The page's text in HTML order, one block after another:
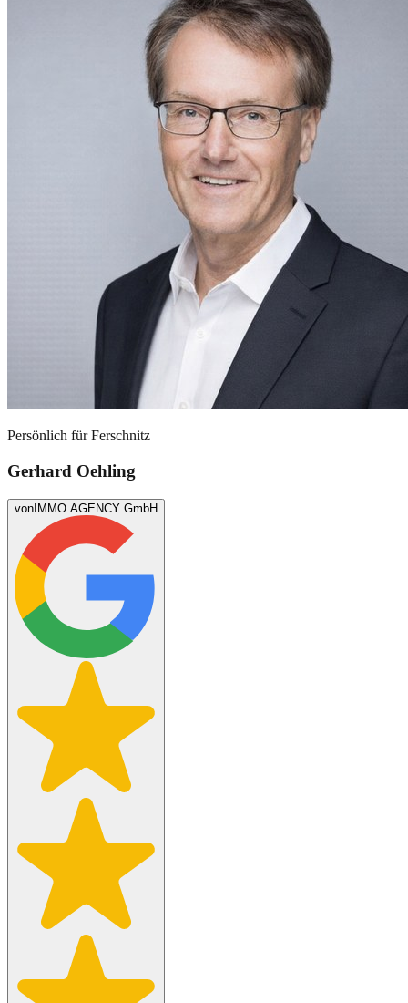
Persönlich fürFerschnitz
Gerhard Oehling
vonIMMO AGENCY GmbH